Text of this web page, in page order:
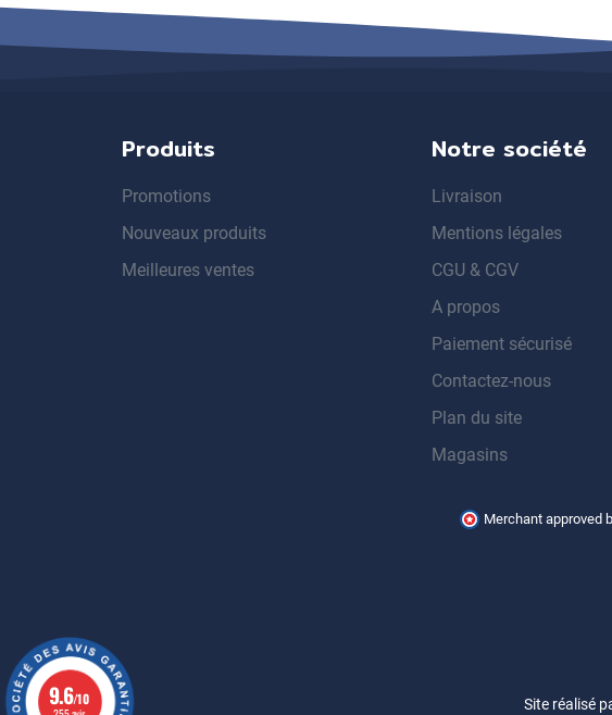
Produits
Promotions
Nouveaux produits
Meilleures ventes
Notre société
Livraison
Mentions légales
CGU & CGV
A propos
Paiement sécurisé
Contactez-nous
Plan du site
Magasins
Merchant approved
Site réalisé
9.6/10